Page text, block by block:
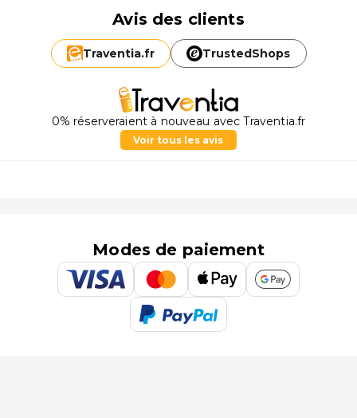
Avis des clients
Traventia.fr TrustedShops
0% réserveraient à nouveau avec Traventia.fr
Voir tous les avis
Modes de paiement